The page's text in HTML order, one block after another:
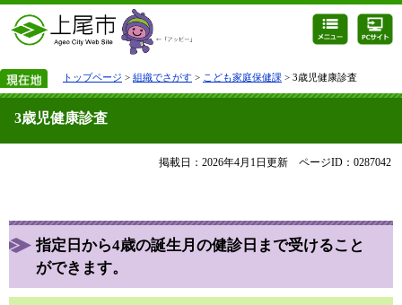
トップページ > 組織でさがす > こども家庭保健課 > 3歳児健康診査
3歳児健康診査
掲載日：2026年4月1日更新 ページID：0287042
指定日から4歳の誕生月の健診日まで受けること
ができます。